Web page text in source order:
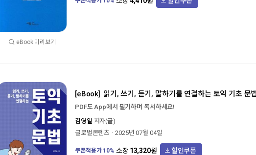
eBook 미리보기
[eBook] 읽기, 쓰기, 듣기, 말하기를 연결하는 토익 기초 문
PDF도 App에서 필기하며 독서하세요!
김영일 저자(글)
글로벌콘텐츠
2025년 07월 04일
쿠폰적용가10% 소장 13,320원 할인쿠폰